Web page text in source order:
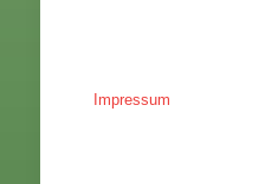
Impressum